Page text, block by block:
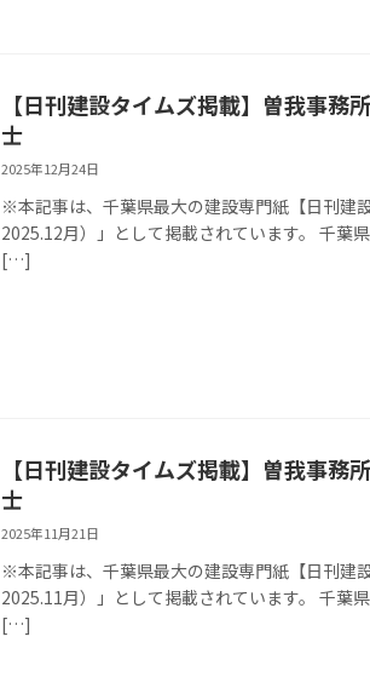
【日刊建設タイムズ掲載】曽我事
士
2025年12月24日
※本記事は、千葉県最大の建設専門紙【日刊
2025.12月）」として掲載されています。 千
[…]
【日刊建設タイムズ掲載】曽我事
士
2025年11月21日
※本記事は、千葉県最大の建設専門紙【日刊
2025.11月）」として掲載されています。 千
[…]